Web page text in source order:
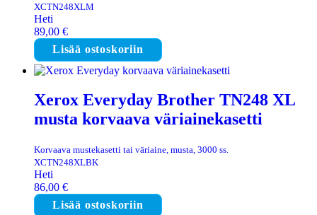
XCTN248XLM
Heti
89,00 €
Lisää ostoskoriin
Xerox Everyday Brother TN248 XL
musta korvaava väriainekasetti
Korvaava mustekasetti tai väriaine, musta, 3000 ss.
XCTN248XLBK
Heti
86,00 €
Lisää ostoskoriin